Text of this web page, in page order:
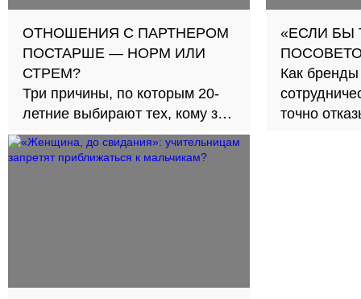
ОТНОШЕНИЯ С ПАРТНЕРОМ
ПОСТАРШЕ — НОРМ ИЛИ
СТРЕМ?
Три причины, по которым 20-
летние выбирают тех, кому за
30
«ЕСЛИ БЫ
Как
точно